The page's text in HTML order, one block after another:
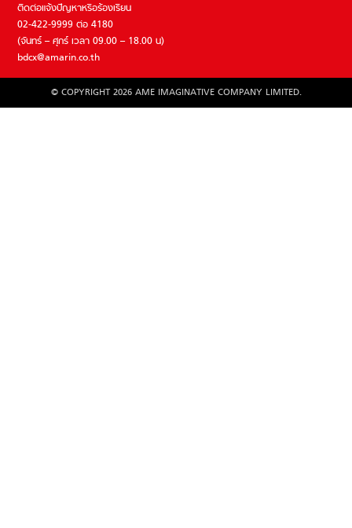
ติดต่อแจ้งปัญหาหรือร้องเรียน
02-422-9999 ต่อ 4180
(จันทร์ – ศุกร์ เวลา 09.00 – 18.00 น)
bdcx@amarin.co.th
© COPYRIGHT 2026 AME IMAGINATIVE COMPANY LIMITED.